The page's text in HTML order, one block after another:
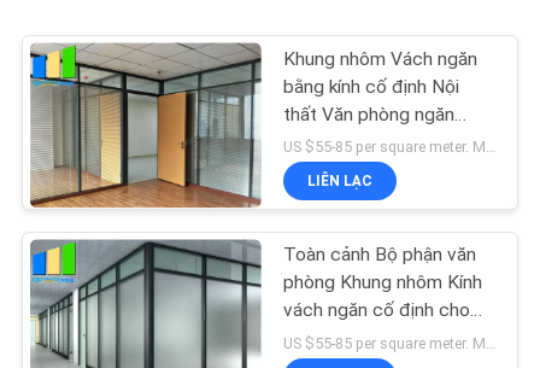
Khung nhôm Vách ngăn
bằng kính cố định Nội
thất Văn phòng ngăn
cách Vách ngăn
US $55-85 per square meter. MOQ:Không có MOQ, 1 mét vuông cũng có sẵn.
LIÊN LẠC
Toàn cảnh Bộ phận văn
phòng Khung nhôm Kính
vách ngăn cố định cho
phòng họp
US $55-85 per square meter. MOQ:Không có MOQ, 1 mét vuông cũng có sẵn.